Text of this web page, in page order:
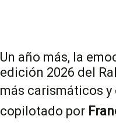
Un año más, la
edición 2026 del
más carismáticos y
copilotado por